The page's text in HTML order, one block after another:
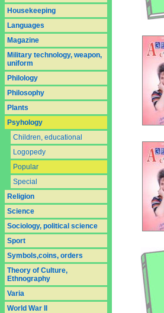
Housekeeping
Languages
Magazine
Military technology, weapon,
uniform
Philology
Philosophy
Plants
Psyhology
Children, educational
Logopedy
Popular
Special
Religion
Science
Sociology, political science
Sport
Symbols,coins, orders
Theory of Culture,
Ethnography
Varia
World War II